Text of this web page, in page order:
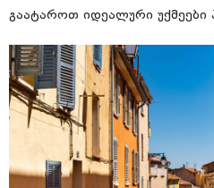
გაატაროთ იდეალური უქმეები